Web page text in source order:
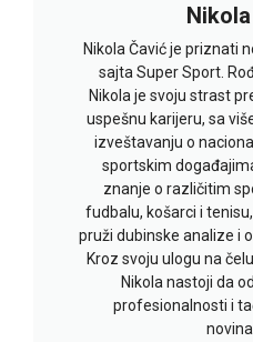
Nikola Čavić je priznati
sajta Super Sport.
Nikola je svoju strast
uspešnu karijeru, sa
izveštavanju o
sportskim
znanje o različitim
fudbalu, košarci i
pruži dubinske analize i
Kroz svoju ulogu na
Nikola nastoji da
profesionalnosti i